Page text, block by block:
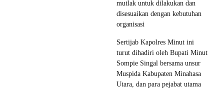
mutlak untuk dilakukan dan
disesuaikan dengan kebutuhan
organisasi
Sertijab Kapolres Minut ini
turut dihadiri oleh Bupati Minut
Sompie Singal bersama unsur
Muspida Kabupaten Minahasa
Utara, dan para pejabat utama